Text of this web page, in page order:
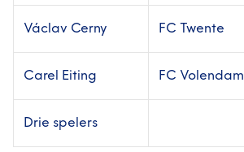
Václav Cerny FC Twente
Carel Eiting FC Volendam
Drie spelers